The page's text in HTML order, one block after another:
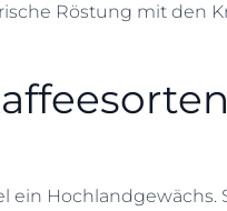
Röstung mit den
ein Hochlandgewächs.